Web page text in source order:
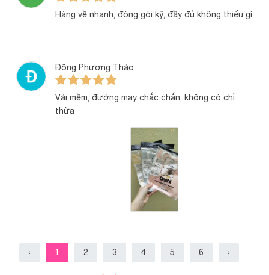
Hàng về nhanh, đóng gói kỹ, đầy đủ không thiếu gì
Đông Phương Thảo
Vải mềm, đường may chắc chắn, không có chỉ
thừa
‹ 1 2 3 4 5 6 ›